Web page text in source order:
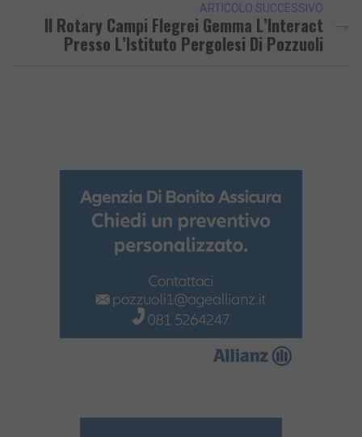
ARTICOLO SUCCESSIVO
Il Rotary Campi Flegrei Gemma L’Interact
Presso L’Istituto Pergolesi Di Pozzuoli